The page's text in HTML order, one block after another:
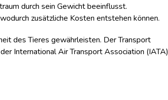
durch sein Gewicht beeinflusst.
zusätzliche Kosten entstehen können.
des Tieres gewährleisten. Der Transport
International Air Transport Association (IATA)